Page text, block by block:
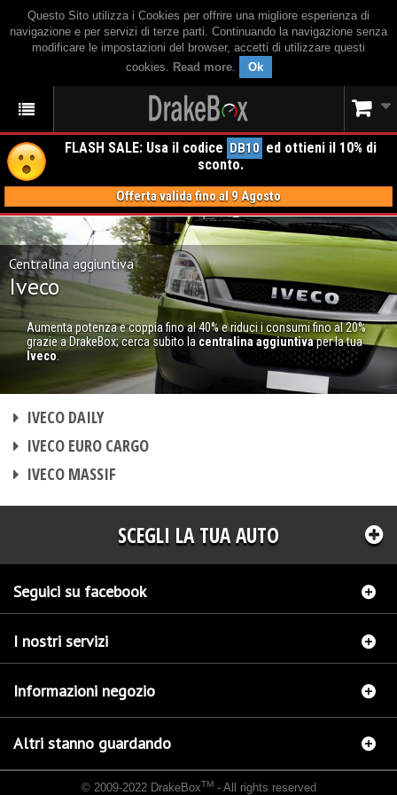
Questo Sito utilizza i Cookies per offrire una migliore esperienza di
navigazione e per servizi di terze parti. Continuando la navigazione senza
modificare le impostazioni del browser, accetti di utilizzare questi
cookies. Read more. Ok
FLASH SALE: Usa il codice DB10 ed ottieni il 10% di
sconto.
Offerta valida fino al 9 Agosto
Centralina aggiuntiva
Iveco
Aumenta potenza e coppia fino al 40% e riduci i consumi fino al 20%
grazie a DrakeBox; cerca subito la centralina aggiuntivaper la tua
Iveco.
IVECO DAILY
IVECO EURO CARGO
IVECO MASSIF
SCEGLI LA TUA AUTO
Seguici su facebook
I nostri servizi
Informazioni negozio
Altri stanno guardando
© 2009-2022 DrakeBoxTM- All rights reserved